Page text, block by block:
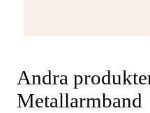
Andra
Metallarmband